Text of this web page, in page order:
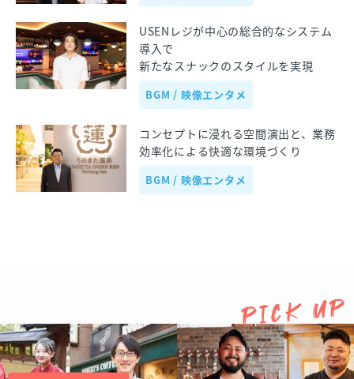
USENレジが中心の総合的なシステム
導入で
新たなスナックのスタイルを実現
BGM / 映像エンタメ
コンセプトに浸れる空間演出と、業務
効率化による快適な環境づくり
BGM / 映像エンタメ